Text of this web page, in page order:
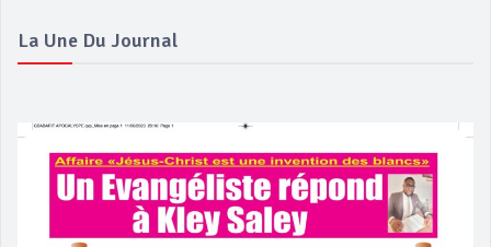
La Une Du Journal